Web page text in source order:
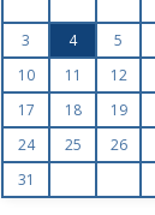
3
4 5
10
11 12
17
18 19
24
25 26
31